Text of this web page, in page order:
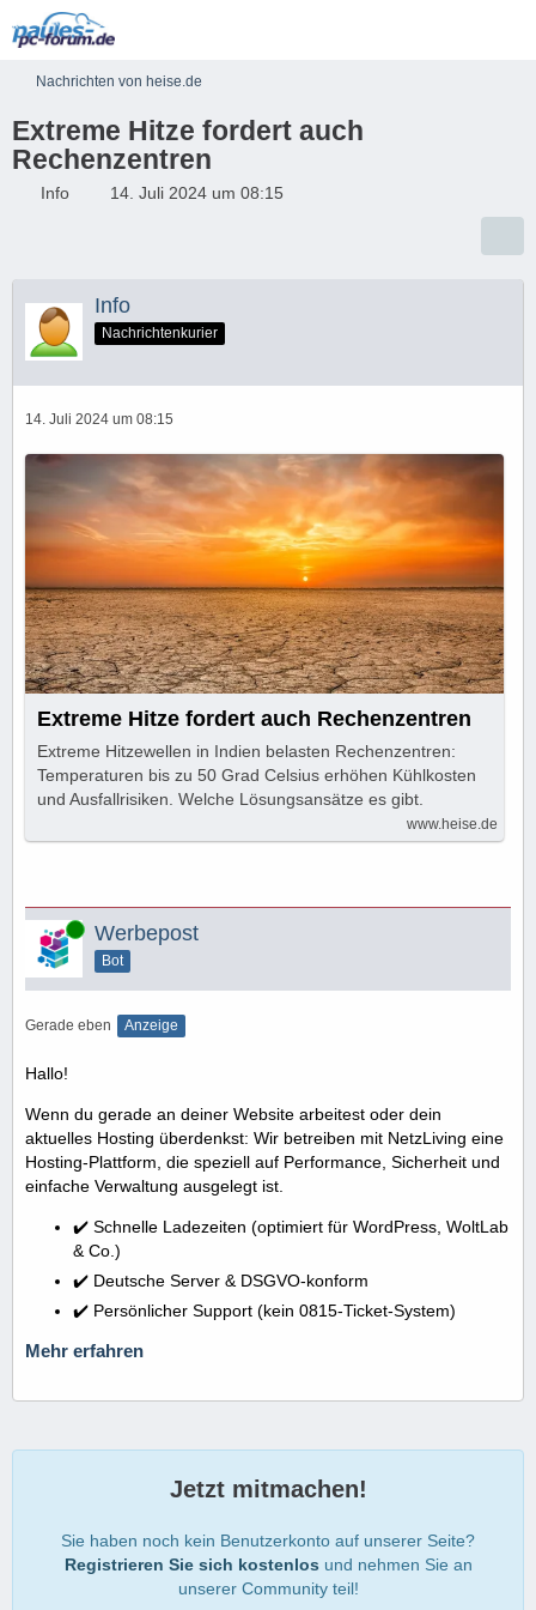
Nachrichten von heise.de
Extreme Hitze fordert auch
Rechenzentren
Info 14. Juli 2024 um 08:15
Info
Nachrichtenkurier
14. Juli 2024 um 08:15
Extreme Hitze fordert auch Rechenzentren
Extreme Hitzewellen in Indien belasten Rechenzentren:
Temperaturen bis zu 50 Grad Celsius erhöhen Kühlkosten
und Ausfallrisiken. Welche Lösungsansätze es gibt.
www.heise.de
Online Werbepost
Bot
Gerade eben Anzeige
Hallo!
Wenn du gerade an deiner Website arbeitest oder dein
aktuelles Hosting überdenkst: Wir betreiben mit NetzLiving eine
Hosting-Plattform, die speziell auf Performance, Sicherheit und
einfache Verwaltung ausgelegt ist.
✔️ Schnelle Ladezeiten (optimiert für WordPress, WoltLab
& Co.)
✔️ Deutsche Server & DSGVO-konform
✔️ Persönlicher Support (kein 0815-Ticket-System)
Mehr erfahren
Jetzt mitmachen!
Sie haben noch kein Benutzerkonto auf unserer Seite?
Registrieren Sie sich kostenlos und nehmen Sie an
unserer Community teil!